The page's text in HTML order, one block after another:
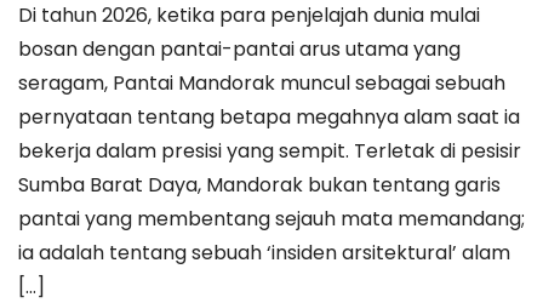
Pualam
di
Tepi
Cakrawala:
Menyingkap
Eksklusivitas
dan
Keajaiban
Di tahun 2026, ketika para penjelajah dunia mulai
bosan dengan pantai-pantai arus utama yang
seragam, Pantai Mandorak muncul sebagai sebuah
pernyataan tentang betapa megahnya alam saat ia
bekerja dalam presisi yang sempit. Terletak di pesisir
Sumba Barat Daya, Mandorak bukan tentang garis
pantai yang membentang sejauh mata memandang;
ia adalah tentang sebuah ‘insiden arsitektural’ alam
[…]